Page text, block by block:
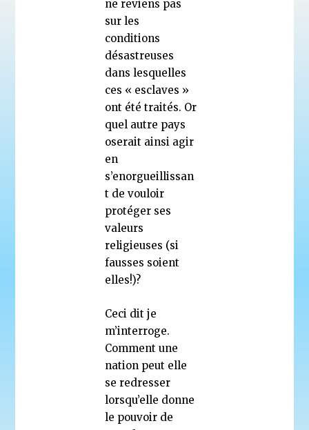
ne reviens pas
sur les
conditions
désastreuses
dans lesquelles
ces « esclaves »
ont été traités. Or
quel autre pays
oserait ainsi agir
en
s’enorgueillissan
t de vouloir
protéger ses
valeurs
religieuses (si
fausses soient
elles!)?
Ceci dit je
m’interroge.
Comment une
nation peut elle
se redresser
lorsqu’elle donne
le pouvoir de